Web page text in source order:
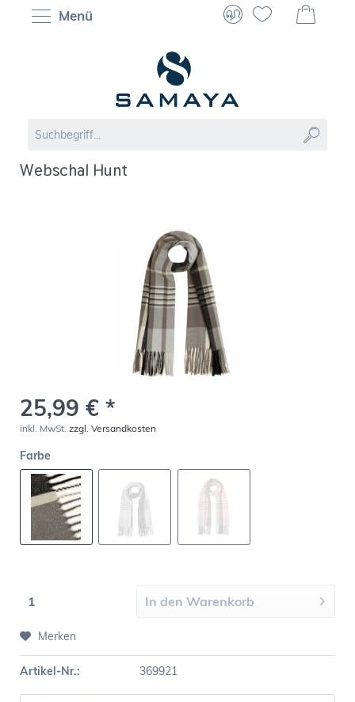
Menü
Webschal Hunt
25,99 € *
inkl. MwSt. zzgl. Versandkosten
Farbe
In den Warenkorb
Merken
Artikel-Nr.: 369921